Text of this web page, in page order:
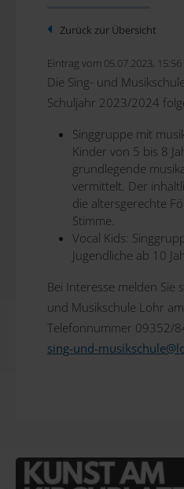
Zurück zur Übersicht
Eintrag vom 05.07.2023,
Die Sing- und
Schuljahr 2023/2024
Singgruppe mit
Kinder von 5 bis 8
grundlegende
vermittelt. Der
die altersgerechte
Stimme.
Vocal Kids:
Jugendliche ab 10
Bei Interesse melden Sie
und Musikschule Lohr
Telefonnummer 09352/
sing-und-musikschule@